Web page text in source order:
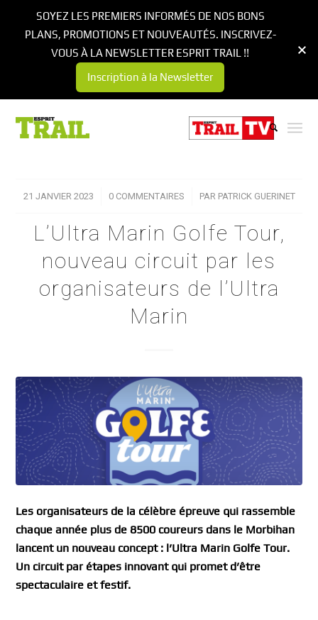
21 JANVIER 2023
/ 0 COMMENTAIRES
/ PAR PATRICK GUERINET
L’Ultra Marin Golfe Tour,
nouveau circuit par les
organisateurs de l’Ultra
Marin
Les organisateurs de la célèbre épreuve qui rassemble
chaque année plus de 8500 coureurs dans le Morbihan
lancent un nouveau concept : l’Ultra Marin Golfe Tour.
Un circuit par étapes innovant qui promet d’être
spectaculaire et festif.
SOYEZ LES PREMIERS INFORMÉS DE NOS BONS
PLANS, PROMOTIONS ET NOUVEAUTÉS. INSCRIVEZ-
VOUS À LA NEWSLETTER ESPRIT TRAIL !!
Inscription à la Newsletter